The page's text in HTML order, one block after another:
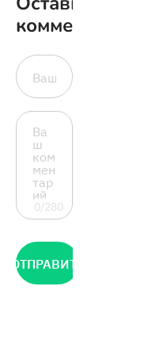
комментарий
0/280
ОТПРАВИТЬ